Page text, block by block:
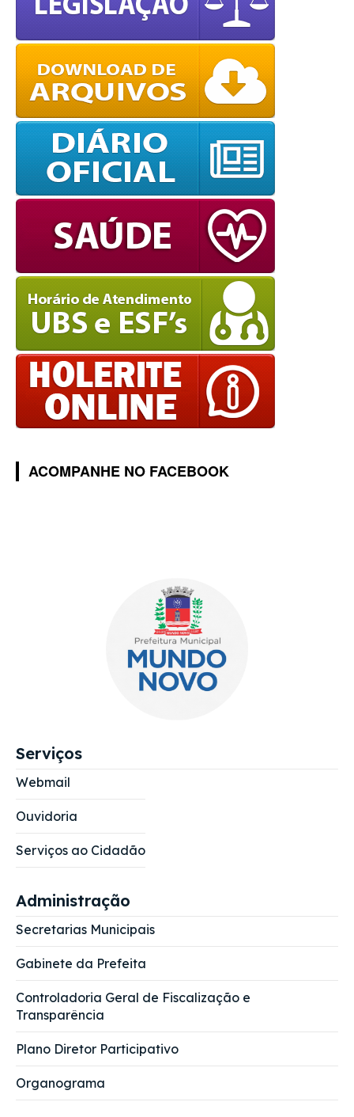
ACOMPANHE NO FACEBOOK
Serviços
Webmail
Ouvidoria
Serviços ao Cidadão
Administração
Secretarias Municipais
Gabinete da Prefeita
Controladoria Geral de Fiscalização e
Transparência
Plano Diretor Participativo
Organograma